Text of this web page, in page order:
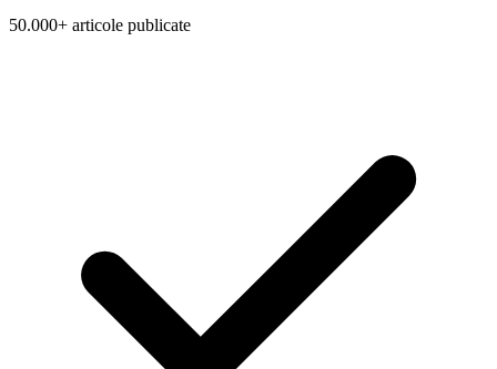
50.000+ articole publicate